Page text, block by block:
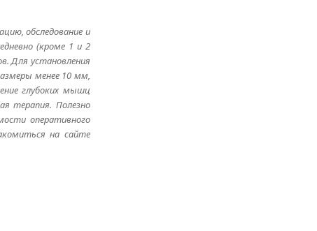
обследование и
(кроме 1 и 2
Для установления
менее 10 мм,
глубоких мышц
терапия. Полезно
оперативного
на сайте